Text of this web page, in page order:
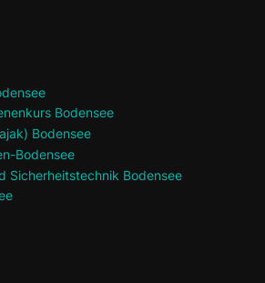
Bodensee
Bodensee
Bodensee
Sicherheitstechnik Bodensee